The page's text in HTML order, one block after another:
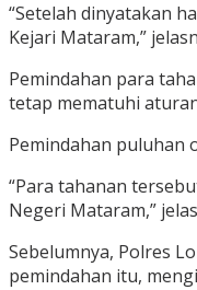
“Setelah dinyatakan
Kejari Mataram,”
Pemindahan para
tetap mematuhi
Pemindahan puluhan
“Para tahanan
Negeri Mataram,”
Sebelumnya, Polres
pemindahan itu,